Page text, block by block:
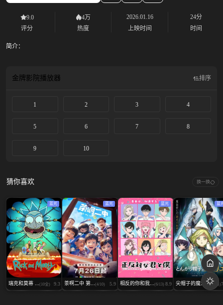
9.0
评分
4万
热度
2026.01.16
上映时间
24分
时间
简介：
金牌影院播放器 排序
1 2 3 4
5 6 7 8
9 10
猜你喜欢 换一换
蓝光
瑞克和莫蒂 ... (10全) 9.3
蓝光
茶啊二中 第... (4/10) 5.9
蓝光
相反的你和我... (6/13) 8.9
蓝
尖帽子的魔法...(13集)